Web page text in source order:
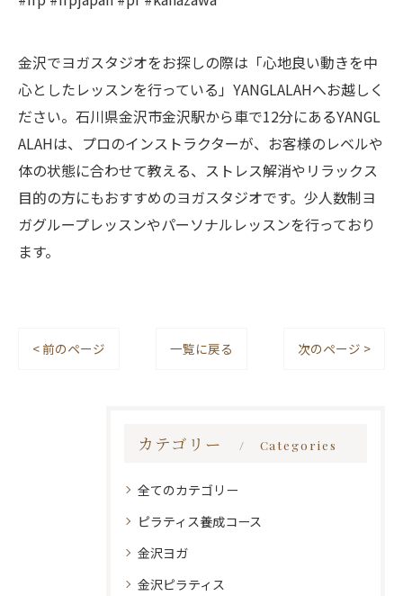
金沢でヨガスタジオをお探しの際は「心地良い動きを中
心としたレッスンを行っている」YANGLALAHへお越しく
ださい。石川県金沢市金沢駅から車で12分にあるYANGL
ALAHは、プロのインストラクターが、お客様のレベルや
体の状態に合わせて教える、ストレス解消やリラックス
目的の方にもおすすめのヨガスタジオです。少人数制ヨ
ガグループレッスンやパーソナルレッスンを行っており
ます。
< 前のページ 一覧に戻る 次のページ >
カテゴリー Categories
全てのカテゴリー
ピラティス養成コース
金沢ヨガ
金沢ピラティス